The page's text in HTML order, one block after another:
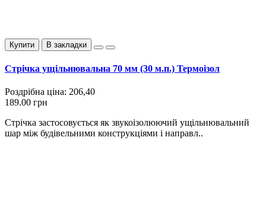
Купити В закладки
Стрічка ущільнювальна 70 мм (30 м.п.) Термоізол
Роздрібна ціна: 206,40
189.00 грн
Стрічка застосовується як звукоізолюючий ущільнювальний
шар між будівельними конструкціями і направл..